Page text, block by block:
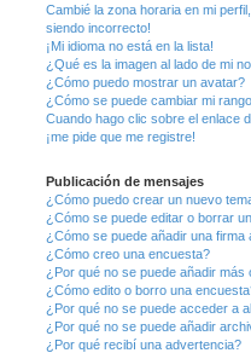
Cambié la zona horaria en mi
siendo incorrecto!
¡Mi idioma no está en la lista!
¿Qué es la imagen al lado de mi
¿Cómo puedo mostrar un avatar?
¿Cómo se puede cambiar mi
Cuando hago clic sobre el enlace
¡me pide que me registre!
Publicación de mensajes
¿Cómo puedo crear un nuevo
¿Cómo se puede editar o borrar
¿Cómo se puede añadir una firma
¿Cómo creo una encuesta?
¿Por qué no se puede añadir más
¿Cómo edito o borro una
¿Por qué no se puede acceder a
¿Por qué no se puede añadir
¿Por qué recibí una advertencia?